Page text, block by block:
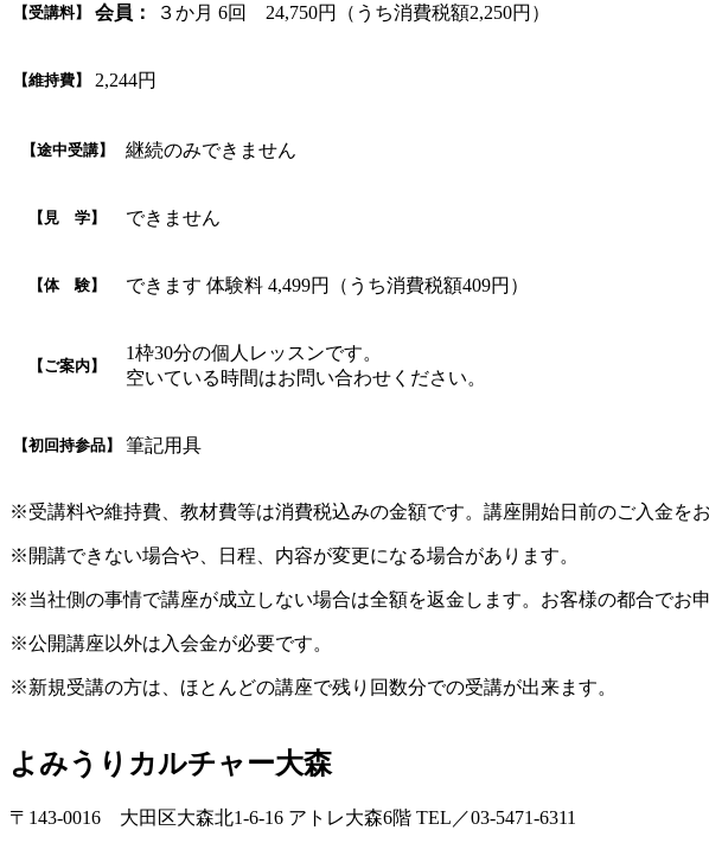
【受講料】 会員： ３か月 6回 24,750円（うち消費税額2,250円）
【維持費】 2,244円
【途中受講】 継続のみできません
【見 学】 できません
【体 験】 できます 体験料 4,499円（うち消費税額409円）
【ご案内】
1枠30分の個人レッスンです。
空いている時間はお問い合わせください。
【初回持参品】 筆記用具
※受講料や維持費、教材費等は消費税込みの金額です。講座開始日前のご入金をお
※開講できない場合や、日程、内容が変更になる場合があります。
※当社側の事情で講座が成立しない場合は全額を返金します。お客様の都合でお
※公開講座以外は入会金が必要です。
※新規受講の方は、ほとんどの講座で残り回数分での受講が出来ます。
よみうりカルチャー大森
〒143-0016 大田区大森北1-6-16 アトレ大森6階 TEL／03-5471-6311